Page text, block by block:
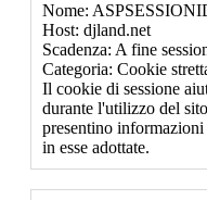
Nome:
Host: djland.net
Scadenza: A fine
Categoria: Cookie
Il cookie di sessione
durante l'utilizzo del
presentino
in esse adottate.